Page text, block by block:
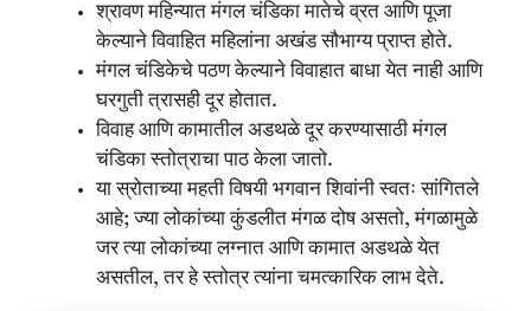
श्रावण महिन्यात मंगल चंडिका मातेचे व्रत आणि पूजा
केल्याने विवाहित महिलांना अखंड सौभाग्य प्राप्त होते.
मंगल चंडिकेचे पठण केल्याने विवाहात बाधा येत नाही आणि
घरगुती त्रासही दूर होतात.
विवाह आणि कामातील अडथळे दूर करण्यासाठी मंगल
चंडिका स्तोत्राचा पाठ केला जातो.
या स्रोताच्या महती विषयी भगवान शिवांनी स्वतः सांगितले
आहे; ज्या लोकांच्या कुंडलीत मंगळ दोष असतो, मंगळामुळे
जर त्या लोकांच्या लग्नात आणि कामात अडथळे येत
असतील, तर हे स्तोत्र त्यांना चमत्कारिक लाभ देते.